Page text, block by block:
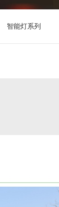
智能灯系列